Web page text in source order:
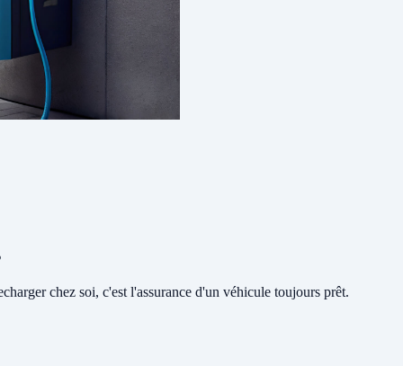
chez soi, c'est l'assurance d'un véhicule toujours prêt.